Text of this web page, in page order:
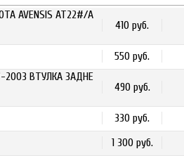
AVENSIS AT22#/A
410 руб.
550 руб.
2003 ВТУЛКА ЗАДНЕ
490 руб.
330 руб.
1 300 руб.